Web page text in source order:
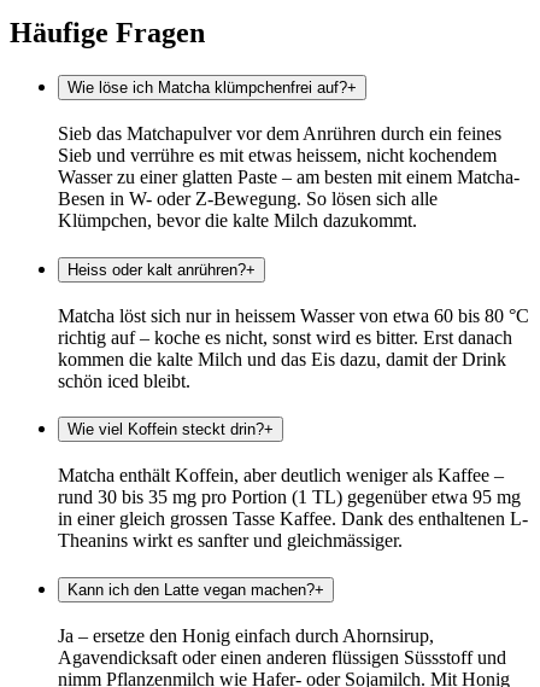
Häufige Fragen
Wie löse ich Matcha klümpchenfrei auf?+
Sieb das Matchapulver vor dem Anrühren durch ein feines
Sieb und verrühre es mit etwas heissem, nicht kochendem
Wasser zu einer glatten Paste – am besten mit einem Matcha-
Besen in W- oder Z-Bewegung. So lösen sich alle
Klümpchen, bevor die kalte Milch dazukommt.
Heiss oder kalt anrühren?+
Matcha löst sich nur in heissem Wasser von etwa 60 bis 80 °C
richtig auf – koche es nicht, sonst wird es bitter. Erst danach
kommen die kalte Milch und das Eis dazu, damit der Drink
schön iced bleibt.
Wie viel Koffein steckt drin?+
Matcha enthält Koffein, aber deutlich weniger als Kaffee –
rund 30 bis 35 mg pro Portion (1 TL) gegenüber etwa 95 mg
in einer gleich grossen Tasse Kaffee. Dank des enthaltenen L-
Theanins wirkt es sanfter und gleichmässiger.
Kann ich den Latte vegan machen?+
Ja – ersetze den Honig einfach durch Ahornsirup,
Agavendicksaft oder einen anderen flüssigen Süssstoff und
nimm Pflanzenmilch wie Hafer- oder Sojamilch. Mit Honig